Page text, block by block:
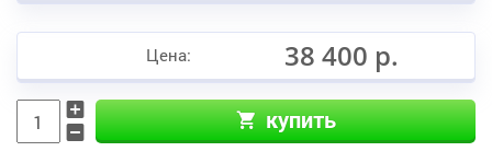
Цена: 38 400 р.
купить